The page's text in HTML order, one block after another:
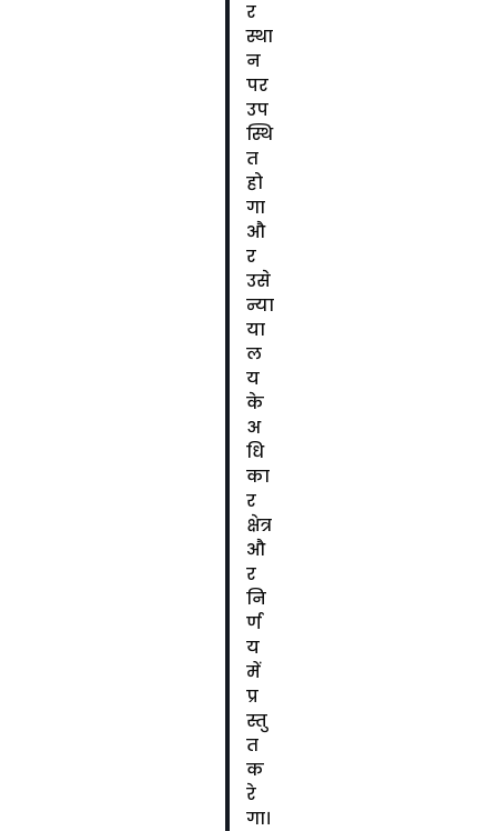
र
स्था
न
पर
उप
स्थि
त
हो
गा
औ
र
उसे
न्या
या
ल
य
के
अ
धि
का
र
क्षेत्र
औ
र
नि
र्ण
य
में
प्र
स्तु
त
क
रे
गा।